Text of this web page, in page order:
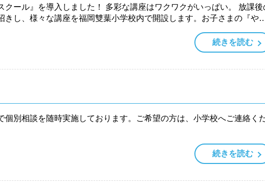
クール』を導入しました！ 多彩な講座はワクワクがいっぱい。 放課後
きし、様々な講座を福岡雙葉小学校内で開設します。お子さまの『や
続きを読む
個別相談を随時実施しております。ご希望の方は、小学校へご連絡く
続きを読む